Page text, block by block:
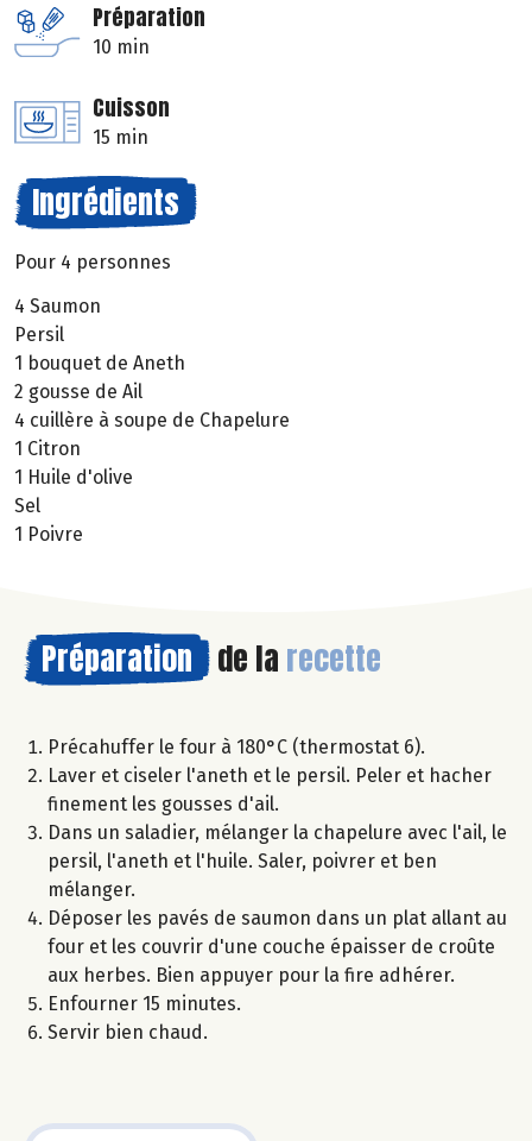
Préparation
10 min
Cuisson
15 min
Ingrédients
Pour 4 personnes
4 Saumon
Persil
1 bouquet de Aneth
2 gousse de Ail
4 cuillère à soupe de Chapelure
1 Citron
1 Huile d'olive
Sel
1 Poivre
Préparation de la recette
Précahuffer le four à 180°C (thermostat 6).
Laver et ciseler l'aneth et le persil. Peler et hacher
finement les gousses d'ail.
Dans un saladier, mélanger la chapelure avec l'ail, le
persil, l'aneth et l'huile. Saler, poivrer et ben
mélanger.
Déposer les pavés de saumon dans un plat allant au
four et les couvrir d'une couche épaisser de croûte
aux herbes. Bien appuyer pour la fire adhérer.
Enfourner 15 minutes.
Servir bien chaud.